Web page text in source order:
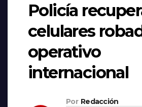
Policía
celulares
operativo
internacional
Por Redacción